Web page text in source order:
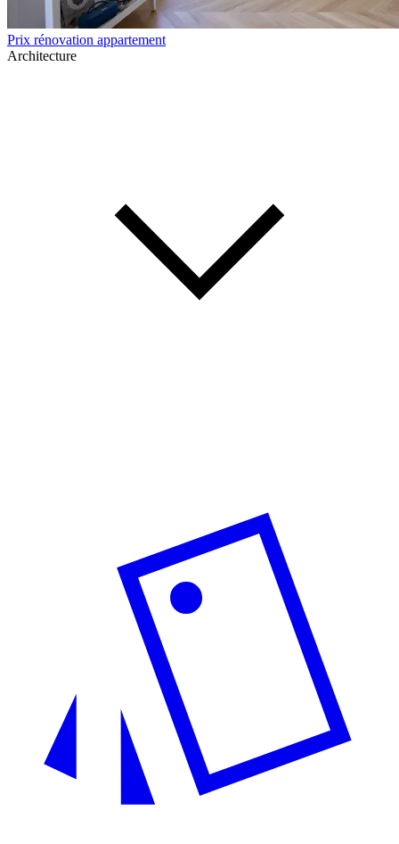
Prix rénovation appartement
Architecture